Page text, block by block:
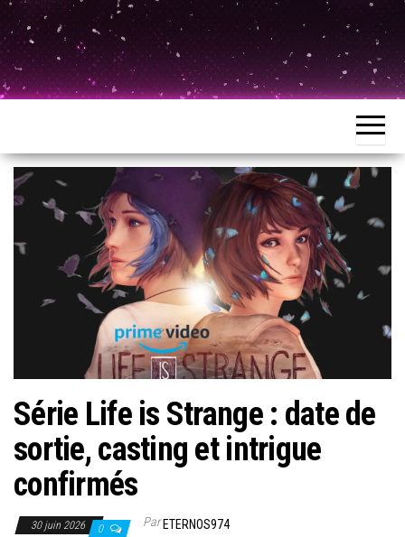
Série Life is Strange : date de
sortie, casting et intrigue
confirmés
30 juin 2026 0 ParETERNOS974